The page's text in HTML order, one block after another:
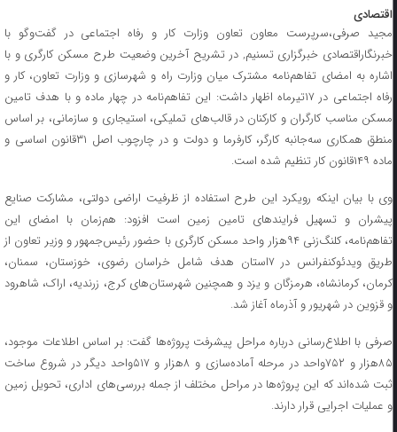
اقتصادی
مجید صرفی،سرپرست معاون تعاون وزارت کار و رفاه اجتماعی در گفت‌وگو با
خبرنگاراقتصادی خبرگزاری تسنیم, در تشریح آخرین وضعیت طرح مسکن کارگری و با
اشاره به امضای تفاهم‌نامه مشترک میان وزارت راه و شهرسازی و وزارت تعاون، کار و
رفاه اجتماعی در ۱۷تیرماه اظهار داشت: این تفاهم‌نامه در چهار ماده و با هدف تامین
مسکن مناسب کارگران و کارکنان در قالب‌های تملیکی، استیجاری و سازمانی، بر اساس
منطق همکاری سه‌جانبه کارگر، کارفرما و دولت و در چارچوب اصل ۳۱قانون اساسی و
ماده ۱۴۹قانون کار تنظیم شده است.
وی با بیان اینکه رویکرد این طرح استفاده از ظرفیت اراضی دولتی، مشارکت صنایع
پیشران و تسهیل فرایندهای تامین زمین است افزود: هم‌زمان با امضای این
تفاهم‌نامه، کلنگ‌زنی ۹۴هزار واحد مسکن کارگری با حضور رئیس‌جمهور و وزیر تعاون از
طریق ویدئوکنفرانس در ۷استان هدف شامل خراسان رضوی، خوزستان، سمنان،
کرمان، کرمانشاه، هرمزگان و یزد و همچنین شهرستان‌های کرج، زرندیه، اراک، شاهرود
و قزوین در شهریور و آذرماه آغاز شد.
صرفی با اطلاع‌رسانی درباره مراحل پیشرفت پروژه‌ها گفت: بر اساس اطلاعات موجود،
۸۵هزار و ۷۵۲واحد در مرحله آماده‌سازی و ۸هزار و ۵۱۷واحد دیگر در شروع ساخت
ثبت شده‌اند که این پروژه‌ها در مراحل مختلف از جمله بررسی‌های اداری، تحویل زمین
و عملیات اجرایی قرار دارند.